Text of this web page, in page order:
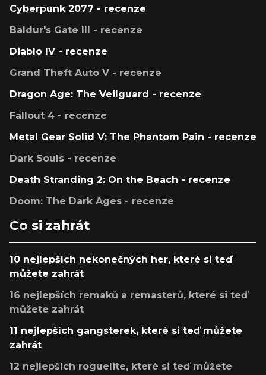
Cyberpunk 2077 - recenze
Baldur's Gate III - recenze
Diablo IV - recenze
Grand Theft Auto V - recenze
Dragon Age: The Veilguard - recenze
Fallout 4 - recenze
Metal Gear Solid V: The Phantom Pain - recenze
Dark Souls - recenze
Death Stranding 2: On the Beach - recenze
Doom: The Dark Ages - recenze
Co si zahrát
10 nejlepších nekonečných her, které si teď
můžete zahrát
16 nejlepších remaků a remasterů, které si teď
můžete zahrát
11 nejlepších gangsterek, které si teď můžete
zahrát
12 nejlepších roguelite, které si teď můžete